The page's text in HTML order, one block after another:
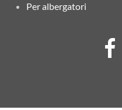
Per albergatori